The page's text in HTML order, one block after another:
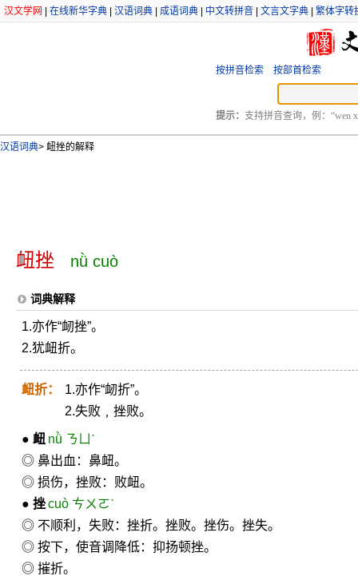
汉文学网 在线新华字典 汉语词典 成语词典 中文转拼音 文言文字典 繁体字转
按拼音检索 按部首检索
提示： 支持拼音查询，例：“wen
汉语词典> 衄挫的解释
衄挫 nǜ cuò
词典解释
1.亦作“衂挫”。
2.犹衄折。
衄折：
1.亦作“衂折”。
2.失败﹐挫败。
● 衄 nǜ ㄋㄩˋ
◎ 鼻出血：鼻衄。
◎ 损伤，挫败：败衄。
● 挫cuò ㄘㄨㄛˋ
◎ 不顺利，失败：挫折。挫败。挫伤。挫失。
◎ 按下，使音调降低：抑扬顿挫。
◎ 摧折。